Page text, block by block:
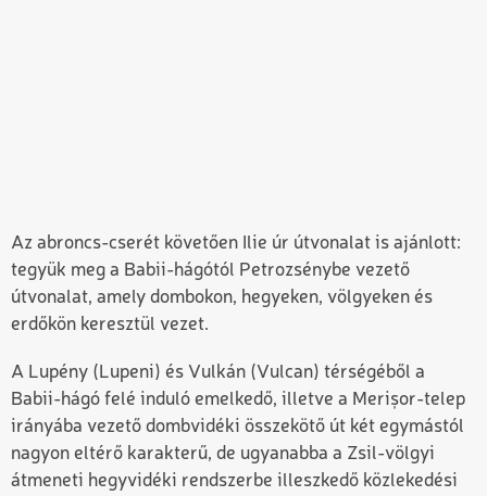
Az abroncs-cserét követően Ilie úr útvonalat is ajánlott:
tegyük meg a Babii-hágótól Petrozsénybe vezető
útvonalat, amely dombokon, hegyeken, völgyeken és
erdőkön keresztül vezet.
A Lupény (Lupeni) és Vulkán (Vulcan) térségéből a
Babii-hágó felé induló emelkedő, illetve a Merișor-telep
irányába vezető dombvidéki összekötő út két egymástól
nagyon eltérő karakterű, de ugyanabba a Zsil-völgyi
átmeneti hegyvidéki rendszerbe illeszkedő közlekedési